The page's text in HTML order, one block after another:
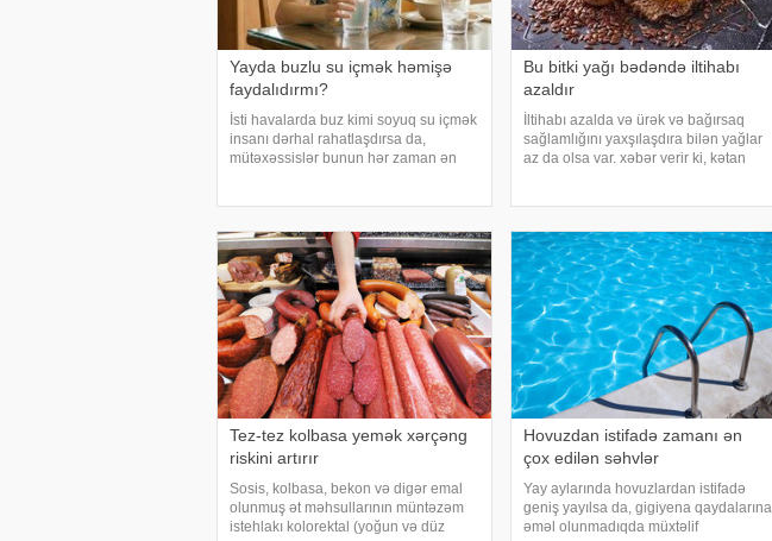
Yayda buzlu su içmək həmişə
faydalıdırmı?
İsti havalarda buz kimi soyuq su içmək
insanı dərhal rahatlaşdırsa da,
mütəxəssislər bunun hər zaman ən
qədə
Bu bitki yağı bədəndə iltihabı
azaldır
İltihabı azalda və ürək və bağırsaq
sağlamlığını yaxşılaşdıra bilən yağlar
az da olsa var. xəbər verir ki, kətan
toxumlarında
Tez-tez kolbasa yemək xərçəng
riskini artırır
Sosis, kolbasa, bekon və digər emal
olunmuş ət məhsullarının müntəzəm
istehlakı kolorektal (yoğun və düz
Hovuzdan istifadə zamanı ən
çox edilən səhvlər
Yay aylarında hovuzlardan istifadə
geniş yayılsa da, gigiyena qaydalarına
əməl olunmadıqda müxtəlif